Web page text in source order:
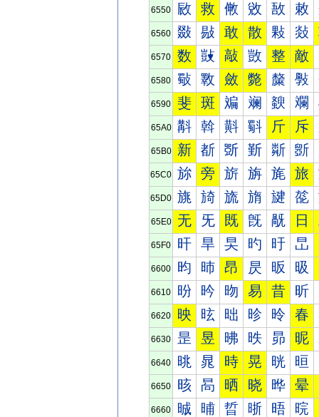
6550 敐 救 敒 敓 敔 敕
6560 敠 敡 敢 散 敤 敥
6570 数 敱 敲 敳 整 敵
6580 斀 斁 斂 斃 斄 斅
6590 斐 斑 斒 斓 斔 斕
65A0 斠 斡 斢 斣 斤 斥
65B0 新 斱 斲 斳 斴 斵
65C0 旀 旁 旂 旃 旄 旅
65D0 旐 旑 旒 旓 旔 旕
65E0 无 旡 既 旣 旤 日
65F0 旰 旱 旲 旳 旴 旵
6600 昀 昁 昂 昃 昄 昅
6610 昐 昑 昒 易 昔 昕
6620 映 昡 昢 昣 昤 春
6630 昰 昱 昲 昳 昴 昵
6640 晀 晁 時 晃 晄 晅
6650 晐 晑 晒 晓 晔 晕
6660 晠 晡 晢 晣 晤 晥